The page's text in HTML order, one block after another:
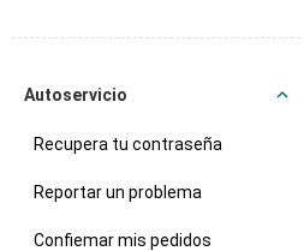
Autoservicio
Recupera tu contraseña
Reportar un problema
Confiemar mis pedidos